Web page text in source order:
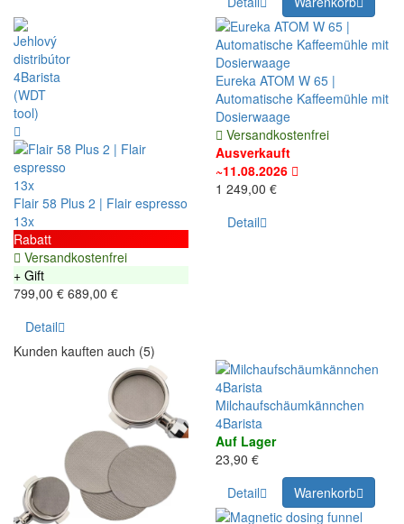
13x
Flair 58 Plus 2 | Flair espresso
13x
Rabatt
Versandkostenfrei
+ Gift
799,00 € 689,00 €
Detail
Eureka ATOM W 65 |
Automatische Kaffeemühle mit
Dosierwaage
Versandkostenfrei
Ausverkauft
~11.08.2026
1 249,00 €
Detail
Kunden kauften auch (5)
Milchaufschäumkännchen
4Barista
Auf Lager
23,90 €
Detail
Warenkorb